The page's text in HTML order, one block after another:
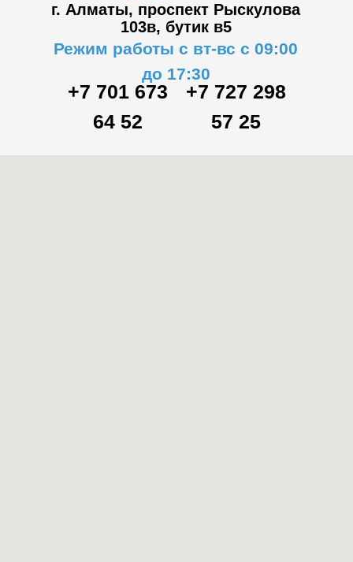
г. Алматы, проспект Рыскулова
103в, бутик в5
Режим работы с вт-вс с 09:00
до 17:30
+7 701 673
64 52
+7 727 298
57 25